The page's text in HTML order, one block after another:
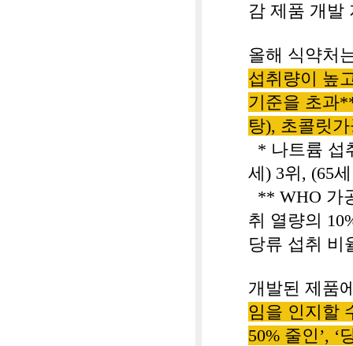
감 제품 개발
올해 식약처
섭취량이 높
기준을 초과
탕), 초콜릿
* 나트륨 섭
세) 3위, (65
** WHO 가
취 열량의
당류 섭취 비
개발된 제품
임을 인지할
50% 줄인 ’, ‘